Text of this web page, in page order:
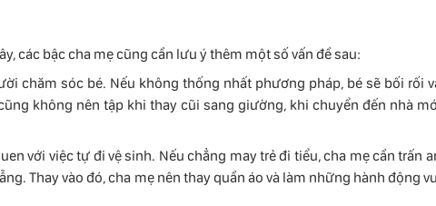
các bậc cha mẹ cũng cần lưu ý thêm một số vấn đề sau:
chăm sóc bé. Nếu không thống nhất phương pháp, bé sẽ bối rối
không nên tập khi thay cũi sang giường, khi chuyển đến nhà
với việc tự đi vệ sinh. Nếu chẳng may trẻ đi tiểu, cha mẹ cần trấn
Thay vào đó, cha mẹ nên thay quần áo và làm những hành động